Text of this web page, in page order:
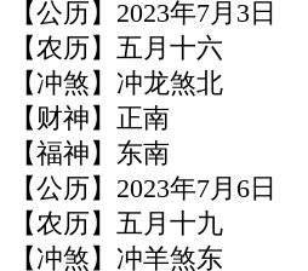
【公历】2023年7月3日
【农历】五月十六
【冲煞】冲龙煞北
【财神】正南
【福神】东南
【公历】2023年7月6日
【农历】五月十九
【冲煞】冲羊煞东